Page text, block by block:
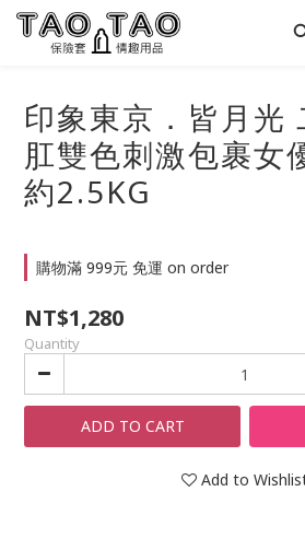
印象東京．皆月光
肛雙色刺激包裹女
約2.5KG
購物滿 999元 免運 on order
NT$1,280
Quantity
ADD TO CART
Add to